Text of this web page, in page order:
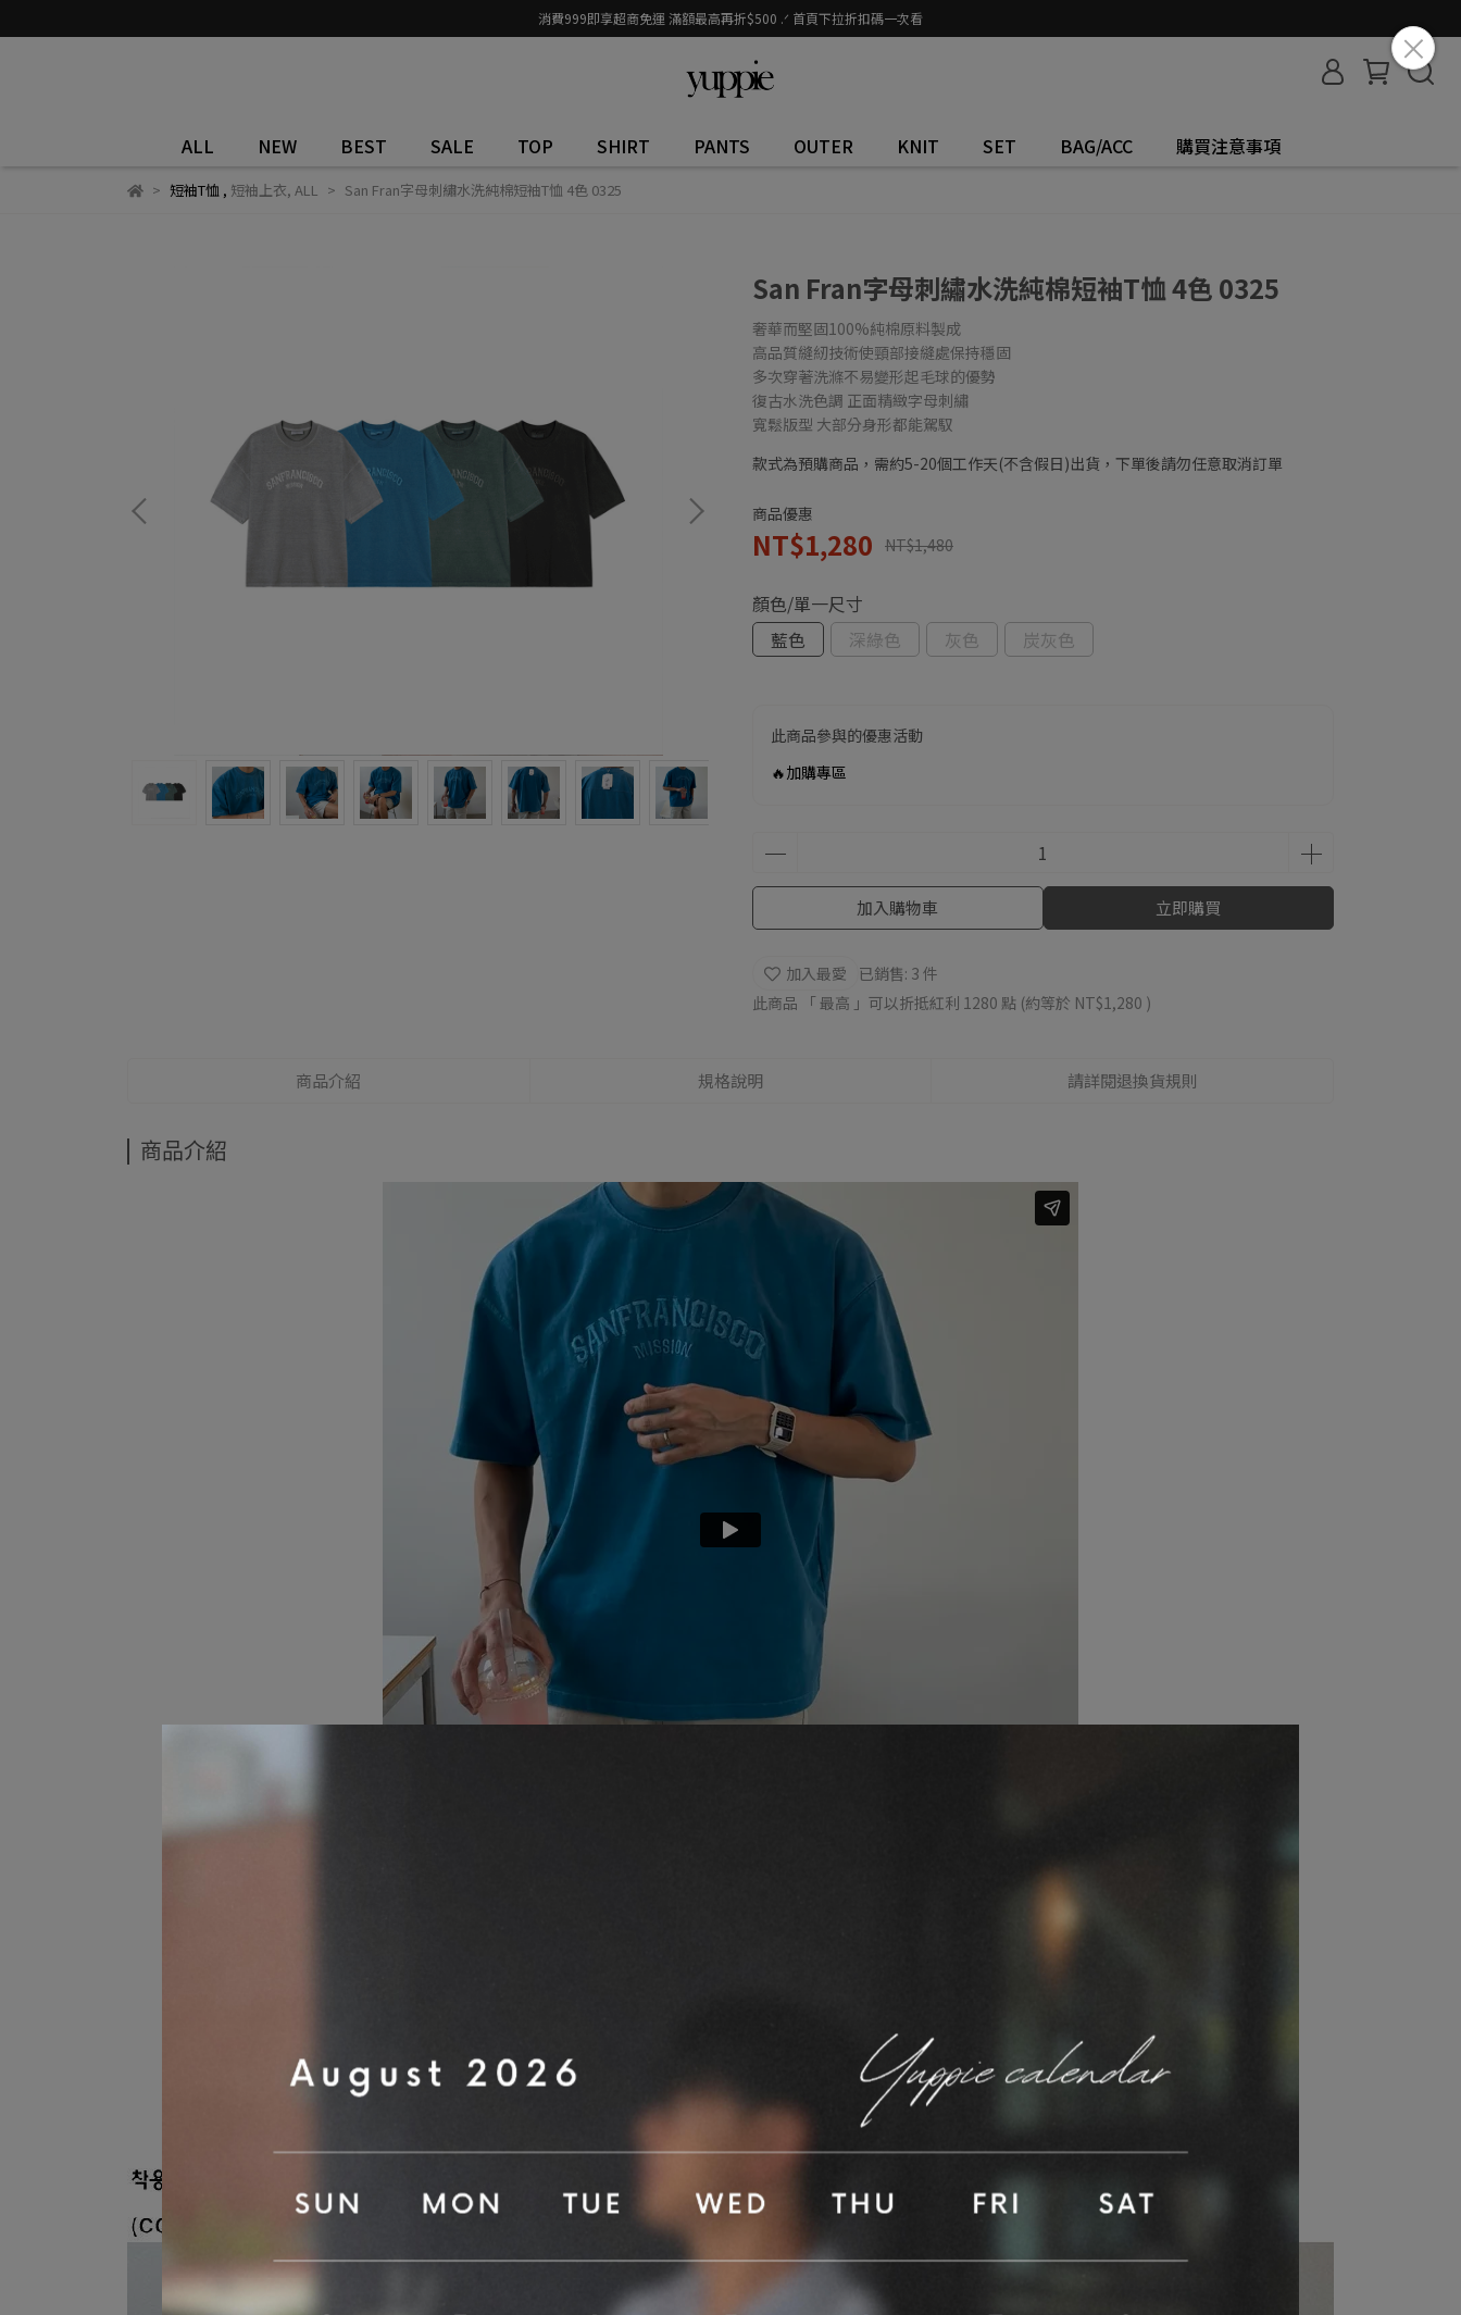
消費999即享超商免運 滿額最高再折$500 .ᐟ 首頁下拉折扣碼一次看
ALL NEW BEST SALE TOP SHIRT PANTS OUTER KNIT SET BAG/ACC 購買注意事項
短袖T恤, 短袖上衣, ALL San Fran字母刺繡水洗純棉短袖T恤 4色 0325
San Fran字母刺繡水洗純棉短袖T恤 4色 0325
奢華而堅固100%純棉原料製成
高品質縫紉技術使頸部接縫處保持穩固
多次穿著洗滌不易變形起毛球的優勢
復古水洗色調 正面精緻字母刺繡
寬鬆版型 大部分身形都能駕馭
款式為預購商品，需約5-20個工作天(不含假日)出貨，下單後請勿任意取消訂單
商品優惠
NT$1,280 NT$1,480
顏色/單一尺寸
藍色
深綠色 灰色 炭灰色
此商品參與的優惠活動
🔥加購專區
加入購物車 立即購買
加入最愛
已銷售: 3 件
此商品 「 最高 」可以折抵紅利 1280 點 (約等於 NT$1,280 )
商品介紹 規格說明 請詳閱退換貨規則
商品介紹